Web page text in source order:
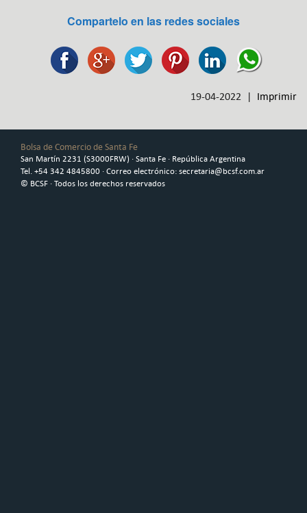
Compartelo en las redes sociales
19-04-2022 | Imprimir
Bolsa de Comercio de Santa Fe
San Martín 2231 (S3000FRW) · Santa Fe · República Argentina
Tel. +54 342 4845800 · Correo electrónico: secretaria@bcsf.com.ar
© BCSF · Todos los derechos reservados